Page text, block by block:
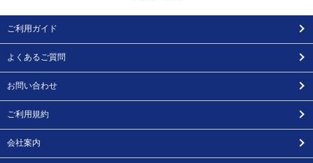
ご利用ガイド
よくあるご質問
お問い合わせ
ご利用規約
会社案内